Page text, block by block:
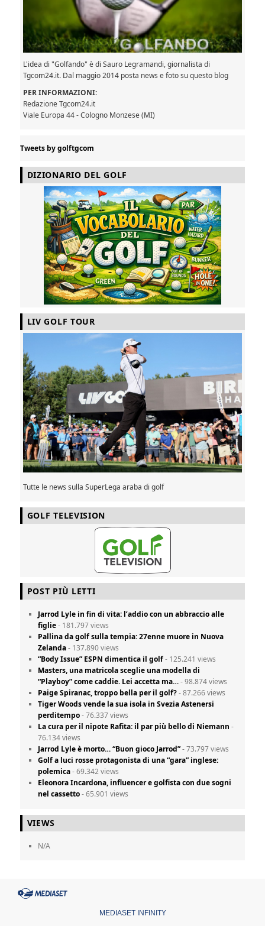
L'idea di "Golfando" è di Sauro Legramandi, giornalista di
Tgcom24.it. Dal maggio 2014 posta news e foto su questo blog
PER INFORMAZIONI:
Redazione Tgcom24.it
Viale Europa 44 - Cologno Monzese (MI)
Tweets by golftgcom
DIZIONARIO DEL GOLF
LIV GOLF TOUR
Tutte le news sulla SuperLega araba di golf
GOLF TELEVISION
POST PIÙ LETTI
Jarrod Lyle in fin di vita: l’addio con un abbraccio alle
figlie- 181.797 views
Pallina da golf sulla tempia: 27enne muore in Nuova
Zelanda- 137.890 views
“Body Issue” ESPN dimentica il golf- 125.241 views
Masters, una matricola sceglie una modella di
“Playboy” come caddie. Lei accetta ma…- 98.874 views
Paige Spiranac, troppo bella per il golf?- 87.266 views
Tiger Woods vende la sua isola in Svezia Astenersi
perditempo- 76.337 views
La cura per il nipote Rafita: il par più bello di Niemann -
76.134 views
Jarrod Lyle è morto… “Buon gioco Jarrod”- 73.797 views
Golf a luci rosse protagonista di una “gara” inglese:
polemica- 69.342 views
Eleonora Incardona, influencer e golfista con due sogni
nel cassetto- 65.901 views
VIEWS
N/A
MEDIASET INFINITY